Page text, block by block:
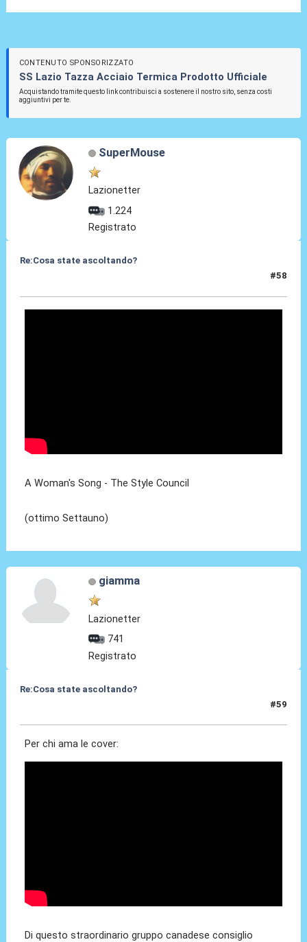
CONTENUTO SPONSORIZZATO
SS Lazio Tazza Acciaio Termica Prodotto Ufficiale
Acquistando tramite questo link contribuisci a sostenere il nostro sito, senza costi
aggiuntivi per te.
SuperMouse
Lazionetter
1.224
Registrato
Re:Cosa state ascoltando?
#58
A Woman's Song - The Style Council
(ottimo Settauno)
giamma
Lazionetter
741
Registrato
Re:Cosa state ascoltando?
#59
Per chi ama le cover:
Di questo straordinario gruppo canadese consiglio